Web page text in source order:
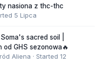
nasiona z thc-thc
5 Lipca
sacred soil |
od GHS sezonowa🔥
Aliena · Started 12